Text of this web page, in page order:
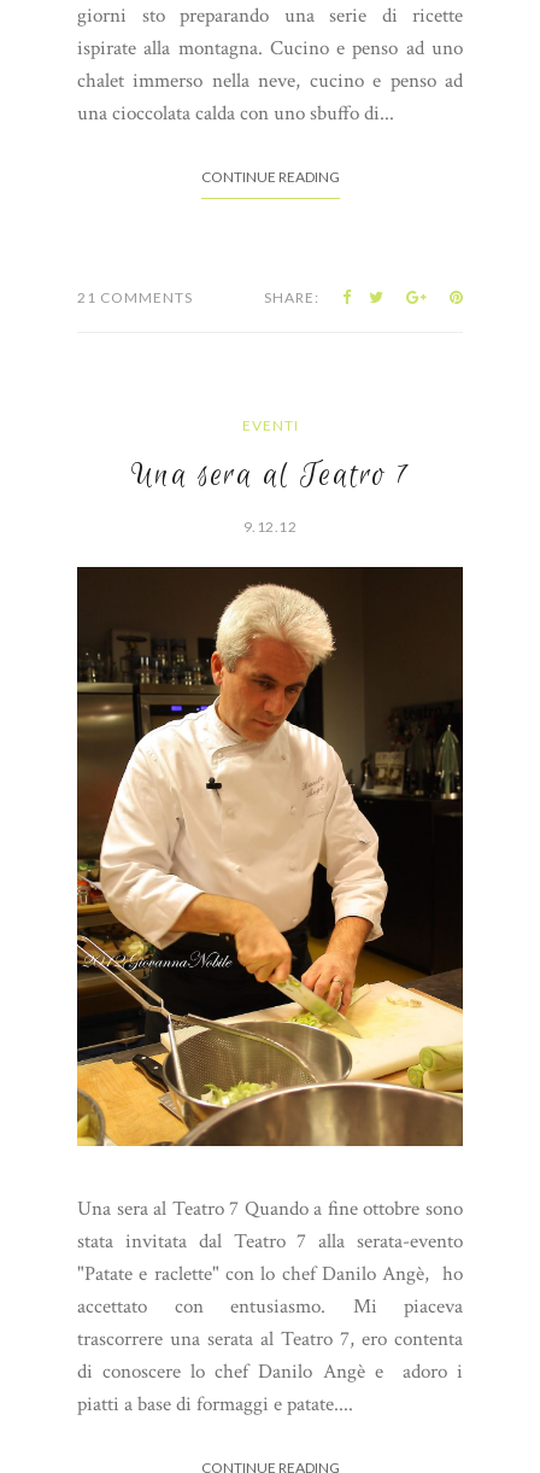
giorni sto preparando una serie di ricette
ispirate alla montagna. Cucino e penso ad uno
chalet immerso nella neve, cucino e penso ad
una cioccolata calda con uno sbuffo di...
CONTINUE READING
21 COMMENTS SHARE:
EVENTI
Una sera al Teatro 7
9.12.12
Una sera al Teatro 7 Quando a fine ottobre sono
stata invitata dal Teatro 7 alla serata-evento
"Patate e raclette" con lo chef Danilo Angè, ho
accettato con entusiasmo. Mi piaceva
trascorrere una serata al Teatro 7, ero contenta
di conoscere lo chef Danilo Angè e adoro i
piatti a base di formaggi e patate....
CONTINUE READING